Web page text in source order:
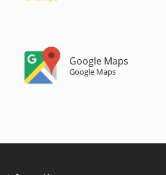
Google Maps
Google Maps